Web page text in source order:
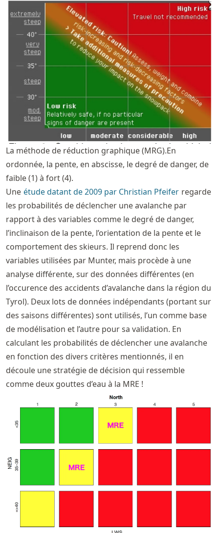
La méthode de réduction graphique (MRG).En
ordonnée, la pente, en abscisse, le degré de danger, de
faible (1) à fort (4).
Une étude datant de 2009 par Christian Pfeifer regarde
les probabilités de déclencher une avalanche par
rapport à des variables comme le degré de danger,
l’inclinaison de la pente, l’orientation de la pente et le
comportement des skieurs. Il reprend donc les
variables utilisées par Munter, mais procède à une
analyse différente, sur des données différentes (en
l’occurence des accidents d’avalanche dans la région du
Tyrol). Deux lots de données indépendants (portant sur
des saisons différentes) sont utilisés, l’un comme base
de modélisation et l’autre pour sa validation. En
calculant les probabilités de déclencher une avalanche
en fonction des divers critères mentionnés, il en
découle une stratégie de décision qui ressemble
comme deux gouttes d’eau à la MRE !